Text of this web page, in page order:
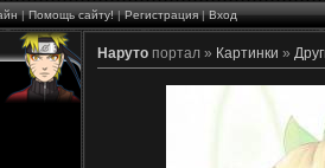
|Помощь сайту!|Регистрация|Вход
Наруто портал » Картинки »